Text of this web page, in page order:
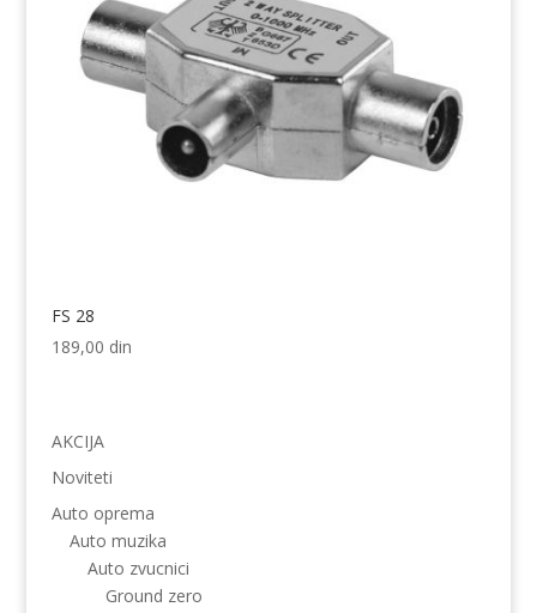
FS 28
189,00 din
AKCIJA
Noviteti
Auto oprema
Auto muzika
Auto zvucnici
Ground zero